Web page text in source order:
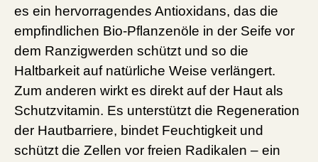
es ein hervorragendes Antioxidans, das die
empfindlichen Bio-Pflanzenöle in der Seife vor
dem Ranzigwerden schützt und so die
Haltbarkeit auf natürliche Weise verlängert.
Zum anderen wirkt es direkt auf der Haut als
Schutzvitamin. Es unterstützt die Regeneration
der Hautbarriere, bindet Feuchtigkeit und
schützt die Zellen vor freien Radikalen – ein